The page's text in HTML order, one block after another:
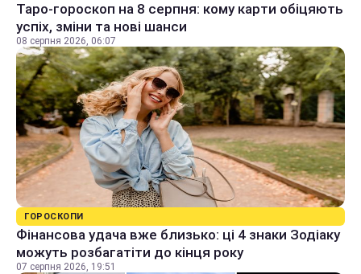
Таро-гороскоп на 8 серпня: кому карти обіцяють
успіх, зміни та нові шанси
08 серпня 2026, 06:07
ГОРОСКОПИ
Фінансова удача вже близько: ці 4 знаки Зодіаку
можуть розбагатіти до кінця року
07 серпня 2026, 19:51